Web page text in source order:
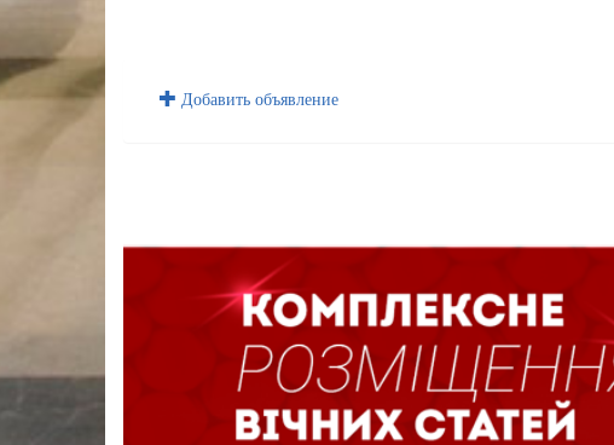
Добавить объявление